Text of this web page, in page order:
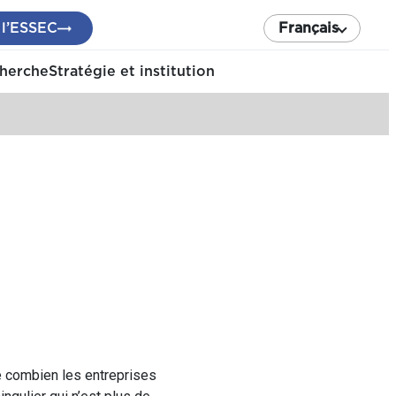
Français
Stratégie et institution
combien les entreprises